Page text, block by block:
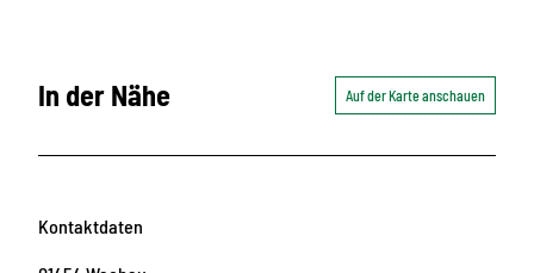
In der Nähe Auf der Karte anschauen
Kontaktdaten